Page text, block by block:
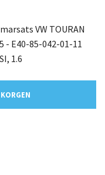
VW TOURAN
- E40-85-042-01-11
1.6